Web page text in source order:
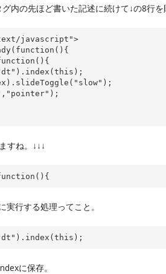
内の先ほど書いた記述に続けて↓の8行を
javascript">
function (){
).index(this );
"slow" );
, "pointer" );
すね。↓↓↓
行する処理ってこと。
).index(this );
に保存。